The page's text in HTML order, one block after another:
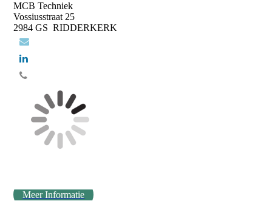
MCB Techniek
Vossiusstraat 25
2984 GS RIDDERKERK
Meer Informatie